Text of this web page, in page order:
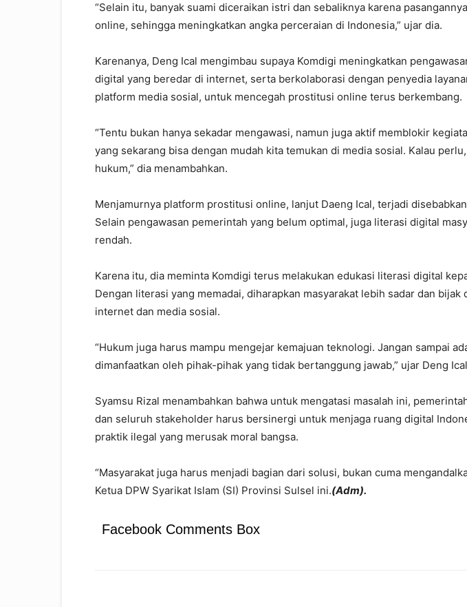
“Selain itu, banyak suami diceraikan istri dan sebaliknya karena
online, sehingga meningkatkan angka perceraian di Indonesia,” ujar dia.
Karenanya, Deng Ical mengimbau supaya Komdigi meningkatkan
digital yang beredar di internet, serta berkolaborasi dengan penyedia
platform media sosial, untuk mencegah prostitusi online terus berkembang.
“Tentu bukan hanya sekadar mengawasi, namun juga aktif memblokir
yang sekarang bisa dengan mudah kita temukan di media sosial. Kalau
hukum,” dia menambahkan.
Menjamurnya platform prostitusi online, lanjut Daeng Ical, terjadi
Selain pengawasan pemerintah yang belum optimal, juga literasi digital
rendah.
Karena itu, dia meminta Komdigi terus melakukan edukasi literasi digital
Dengan literasi yang memadai, diharapkan masyarakat lebih sadar dan bijak
internet dan media sosial.
“Hukum juga harus mampu mengejar kemajuan teknologi. Jangan sampai
dimanfaatkan oleh pihak-pihak yang tidak bertanggung jawab,” ujar Deng
Syamsu Rizal menambahkan bahwa untuk mengatasi masalah ini,
dan seluruh stakeholder harus bersinergi untuk menjaga ruang digital
praktik ilegal yang merusak moral bangsa.
“Masyarakat juga harus menjadi bagian dari solusi, bukan cuma
Ketua DPW Syarikat Islam (SI) Provinsi Sulsel ini.(Adm).
Facebook Comments Box